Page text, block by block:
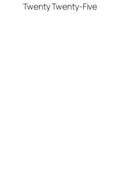
Twenty Twenty-Five